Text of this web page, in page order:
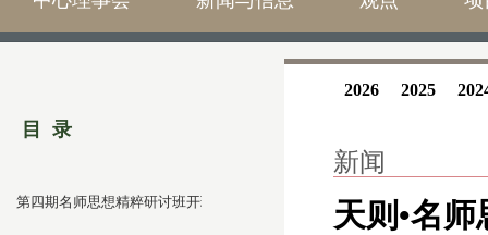
目 录
第四期名师思想精粹研讨班开班
2026 2025
新闻
天则•名